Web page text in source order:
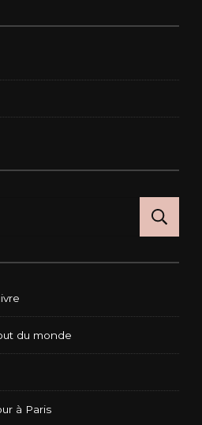
du monde
à Paris